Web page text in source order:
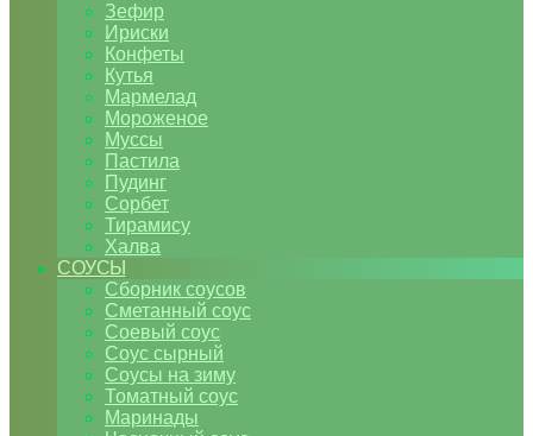
Зефир
Ириски
Конфеты
Кутья
Мармелад
Мороженое
Муссы
Пастила
Пудинг
Сорбет
Тирамису
Халва
СОУСЫ
Сборник соусов
Сметанный соус
Соевый соус
Соус сырный
Соусы на зиму
Томатный соус
Маринады